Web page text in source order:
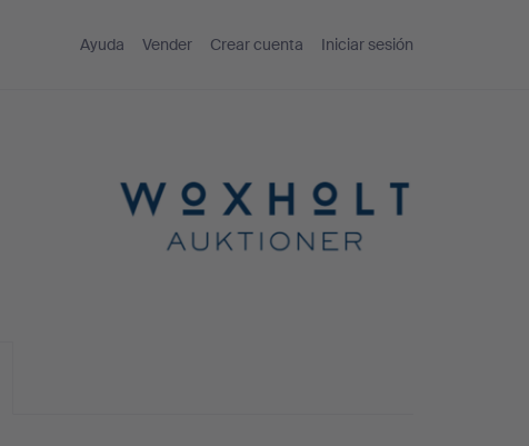
Ayuda Vender Crear cuenta Iniciar sesión